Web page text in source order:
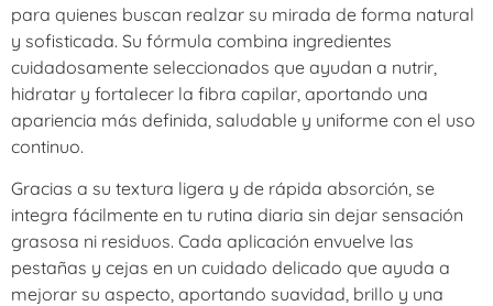
para quienes buscan realzar su mirada de forma natural
y sofisticada. Su fórmula combina ingredientes
cuidadosamente seleccionados que ayudan a nutrir,
hidratar y fortalecer la fibra capilar, aportando una
apariencia más definida, saludable y uniforme con el uso
continuo.
Gracias a su textura ligera y de rápida absorción, se
integra fácilmente en tu rutina diaria sin dejar sensación
grasosa ni residuos. Cada aplicación envuelve las
pestañas y cejas en un cuidado delicado que ayuda a
mejorar su aspecto, aportando suavidad, brillo y una